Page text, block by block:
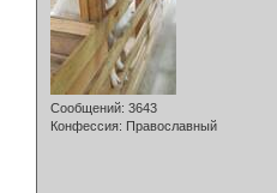
Сообщений: 3643
Конфессия: Православный